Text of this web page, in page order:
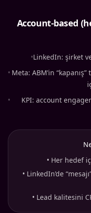
Account-based
•LinkedIn: şirket
• Meta: ABM’in
•
KPI: account
• Her hedef
• LinkedIn’de
• Lead kalitesini